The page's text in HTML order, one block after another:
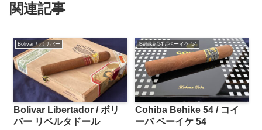
関連記事
Bolivar / ボリバー
Bolivar Libertador / ボリ
バー リベルタドール
Behike 54 / ベーイケ 54
Cohiba Behike 54 / コイ
ーバ ベーイケ 54